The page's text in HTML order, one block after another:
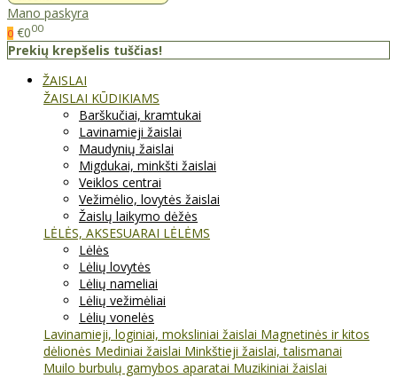
Mano paskyra
0 €000
Prekių krepšelis tuščias!
ŽAISLAI
ŽAISLAI KŪDIKIAMS
Barškučiai, kramtukai
Lavinamieji žaislai
Maudynių žaislai
Migdukai, minkšti žaislai
Veiklos centrai
Vežimėlio, lovytės žaislai
Žaislų laikymo dėžės
LĖLĖS, AKSESUARAI LĖLĖMS
Lėlės
Lėlių lovytės
Lėlių nameliai
Lėlių vežimėliai
Lėlių vonelės
Lavinamieji, loginiai, moksliniai žaislai Magnetinės ir kitos
dėlionės Mediniai žaislai Minkštieji žaislai, talismanai
Muilo burbulų gamybos aparatai Muzikiniai žaislai